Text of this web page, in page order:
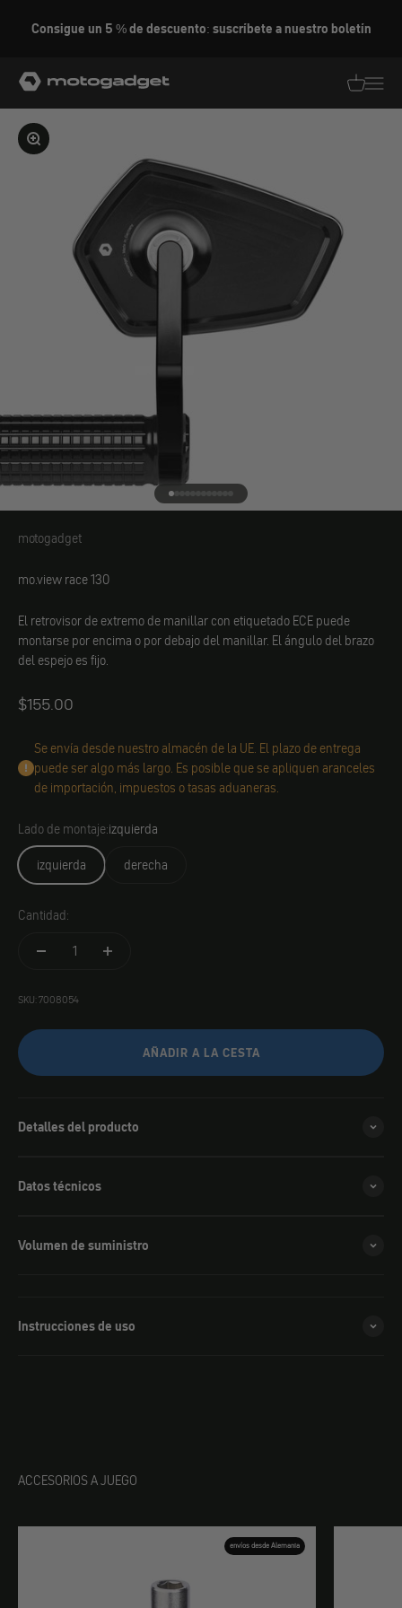
Consigue un 5 % de descuento: suscríbete a nuestro boletín
motogadget GmbH
Ampliar la imagen
Ir al elemento 1
Ir al elemento 2
Ir al elemento 3
Ir al elemento 4
Ir al elemento 5
Ir al elemento 6
Ir al elemento 7
Ir al elemento 8
Ir al elemento 9
Ir al elemento 10
Ir al elemento 11
Ir al elemento 12
motogadget
motogadget
mo.view race 130
El retrovisor de extremo de manillar con etiquetado ECE puede
montarse por encima o por debajo del manillar. El ángulo del brazo
del espejo es fijo.
Angebot
$155.00
Se envía desde nuestro almacén de la UE. El plazo de entrega
puede ser algo más largo. Es posible que se apliquen aranceles
de importación, impuestos o tasas aduaneras.
Lado de montaje:izquierda
izquierda
derecha
Cantidad:
SKU: 7008054
AÑADIR A LA CESTA
Detalles del producto
Datos técnicos
Volumen de suministro
Instrucciones de uso
ACCESORIOS A JUEGO
envíos desde Alemania